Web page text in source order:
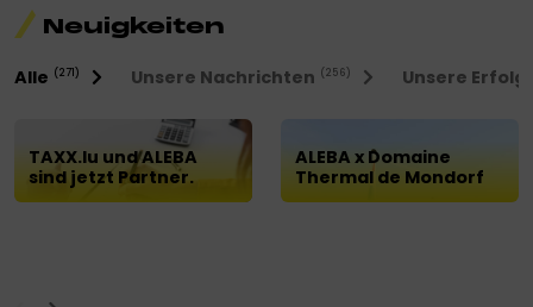
Neuigkeiten
Alle (271) Unsere Nachrichten (256) Unsere
TAXX.lu und ALEBA
sind jetzt Partner.
ALEBA x Domaine
Thermal de Mondorf